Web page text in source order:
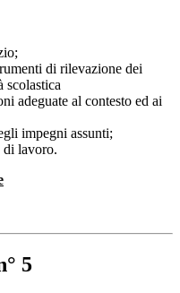
di rilevazione dei
scolastica
adeguate al contesto ed ai
impegni assunti;
di lavoro.
° 5